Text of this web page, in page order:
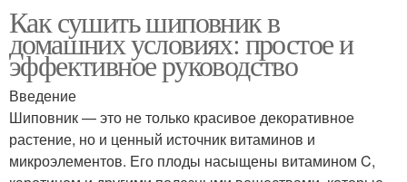
Как сушить шиповник в
домашних условиях: простое и
эффективное руководство
Введение
Шиповник — это не только красивое декоративное
растение, но и ценный источник витаминов и
микроэлементов. Его плоды насыщены витамином C,